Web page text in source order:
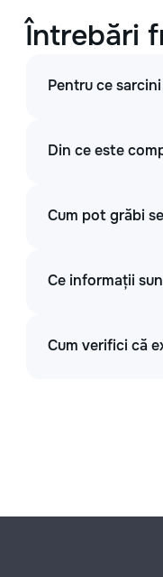
Întrebări
Pentru ce
Din ce este
Cum pot grăbi
Ce informații
Cum verifici că